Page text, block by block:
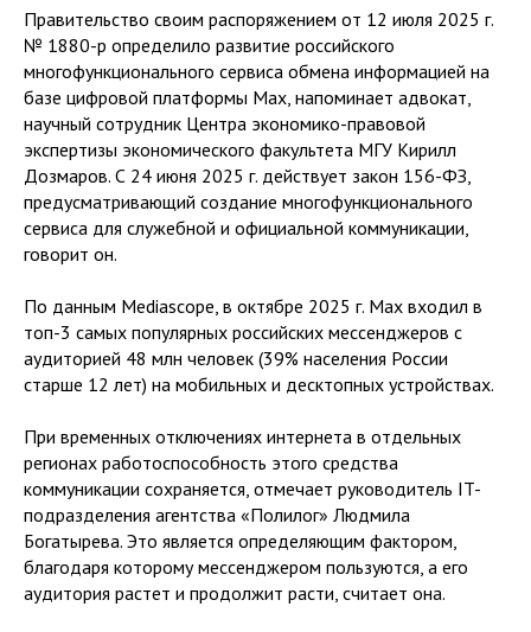
Правительство своим распоряжением от 12 июля 2025 г.
№ 1880-р определило развитие российского
многофункционального сервиса обмена информацией на
базе цифровой платформы Max, напоминает адвокат,
научный сотрудник Центра экономико-правовой
экспертизы экономического факультета МГУ Кирилл
Дозмаров. С 24 июня 2025 г. действует закон 156-ФЗ,
предусматривающий создание многофункционального
сервиса для служебной и официальной коммуникации,
говорит он.
По данным Mediascope, в октябре 2025 г. Max входил в
топ-3 самых популярных российских мессенджеров с
аудиторией 48 млн человек (39% населения России
старше 12 лет) на мобильных и десктопных устройствах.
При временных отключениях интернета в отдельных
регионах работоспособность этого средства
коммуникации сохраняется, отмечает руководитель IT-
подразделения агентства «Полилог» Людмила
Богатырева. Это является определяющим фактором,
благодаря которому мессенджером пользуются, а его
аудитория растет и продолжит расти, считает она.